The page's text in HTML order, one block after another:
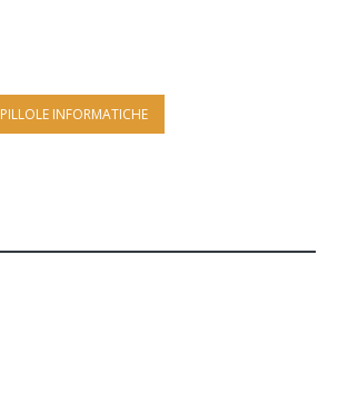
PILLOLE INFORMATICHE